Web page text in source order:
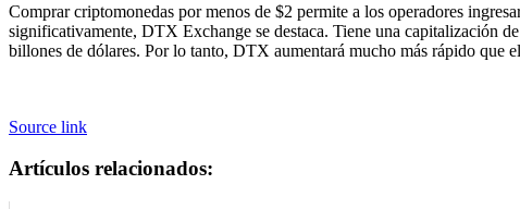
Comprar criptomonedas por menos de $2 permite a los operadores
significativamente, DTX Exchange se destaca. Tiene una capitalización
billones de dólares. Por lo tanto, DTX aumentará mucho más rápido que
Source link
Artículos relacionados: